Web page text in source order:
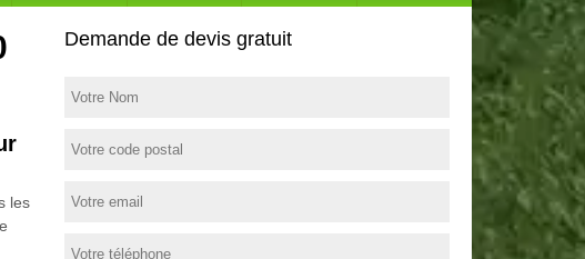
les
Demande de devis gratuit